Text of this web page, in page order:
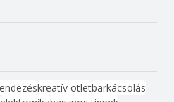
kreatív ötletbarkácsolás